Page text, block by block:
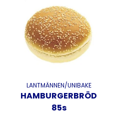
LANTMÄNNEN/UNIBAKE
HAMBURGERBRÖD
85s